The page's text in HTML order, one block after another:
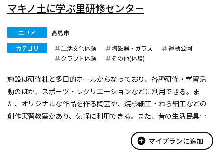
マキノ土に学ぶ里研修センター
エリア
高島市
カテゴリ
生活文化体験 陶磁器・ガラス
運動公園
クラフト体験
その他(体験)
施設は研修棟と多目的ホールからなっており、各種研修・学習活
動のほか、スポーツ・レクリエーションなどに利用できる。ま
た、オリジナルな作品を作る陶芸や、焼杉細工・わら細工などの
創作実習教室があり、気軽に利用できる。また、昔の生活民具な
add_circle マイプランに追加